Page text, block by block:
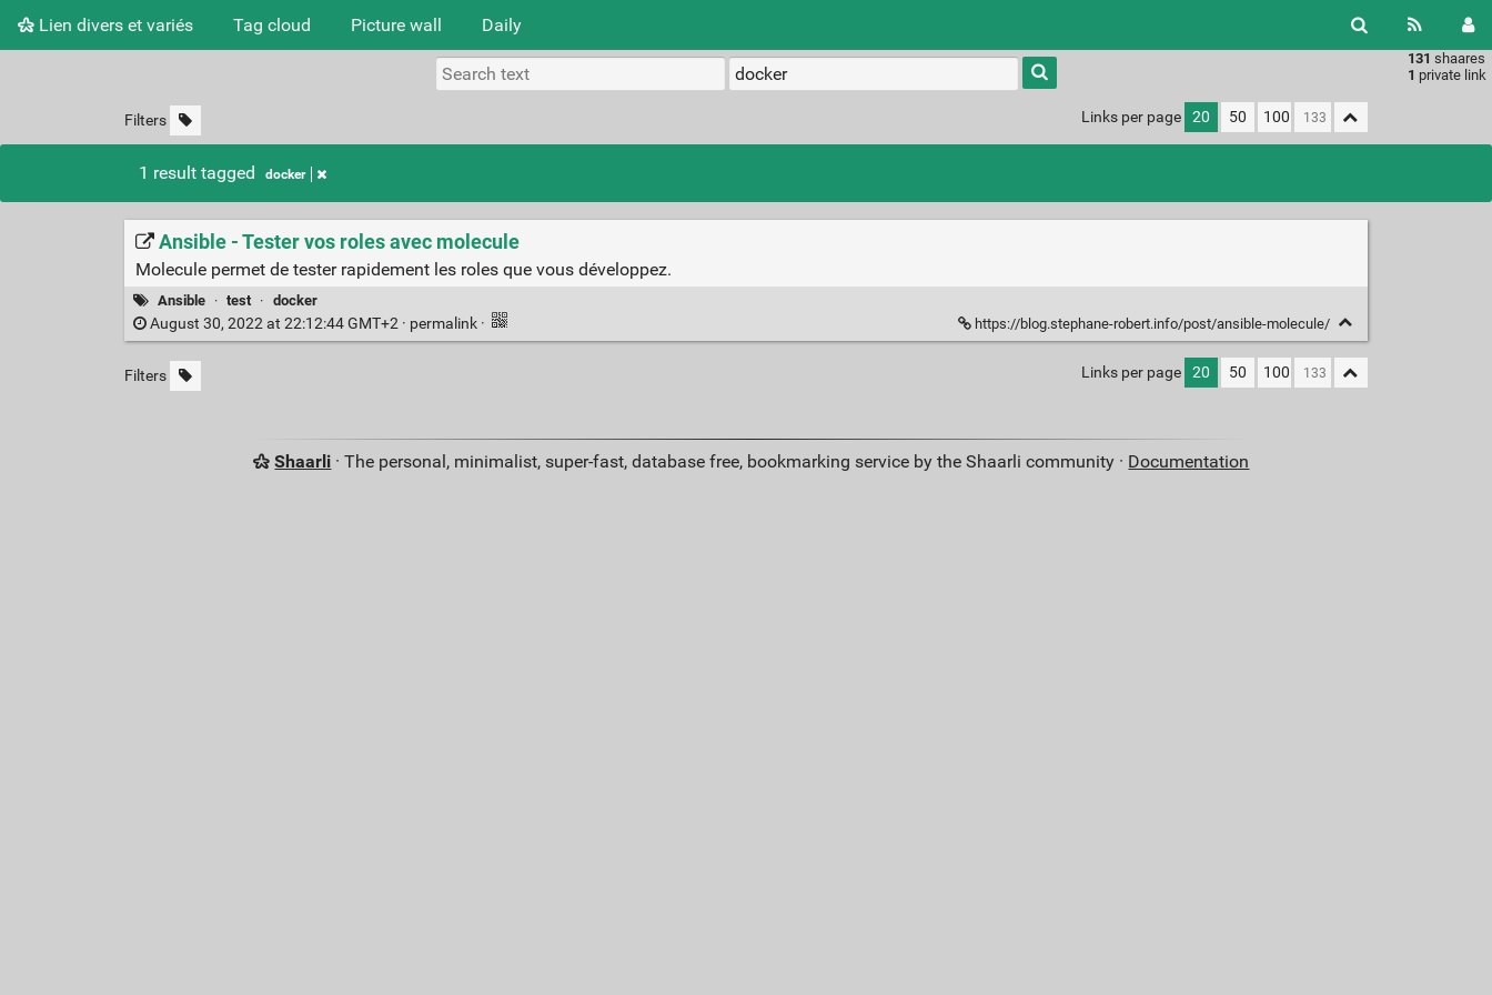
Lien divers et variés Tag cloud Picture wall Daily
131 shaares
1 private link
Type 1 or
more
characters
results.
Filters Links per page 20 50 100
1 result tagged docker
Ansible - Tester vos roles avec molecule
Molecule permet de tester rapidement les roles que vous développez.
Ansible · test · docker
August 30, 2022 at 22:12:44 GMT+2 · permalink · https://blog.stephane-robert.info/post/ansible-molecule/
Filters Links per page 20 50 100
Shaarli · The personal, minimalist, super-fast, database free, bookmarking service by the Shaarli community · Documentation